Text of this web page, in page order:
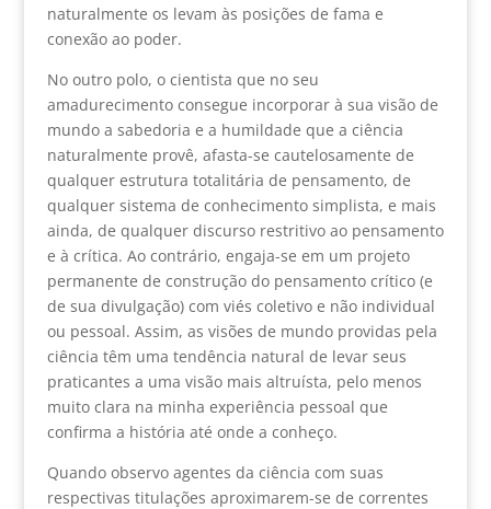
naturalmente os levam às posições de fama e
conexão ao poder.
No outro polo, o cientista que no seu
amadurecimento consegue incorporar à sua visão de
mundo a sabedoria e a humildade que a ciência
naturalmente provê, afasta-se cautelosamente de
qualquer estrutura totalitária de pensamento, de
qualquer sistema de conhecimento simplista, e mais
ainda, de qualquer discurso restritivo ao pensamento
e à crítica. Ao contrário, engaja-se em um projeto
permanente de construção do pensamento crítico (e
de sua divulgação) com viés coletivo e não individual
ou pessoal. Assim, as visões de mundo providas pela
ciência têm uma tendência natural de levar seus
praticantes a uma visão mais altruísta, pelo menos
muito clara na minha experiência pessoal que
confirma a história até onde a conheço.
Quando observo agentes da ciência com suas
respectivas titulações aproximarem-se de correntes